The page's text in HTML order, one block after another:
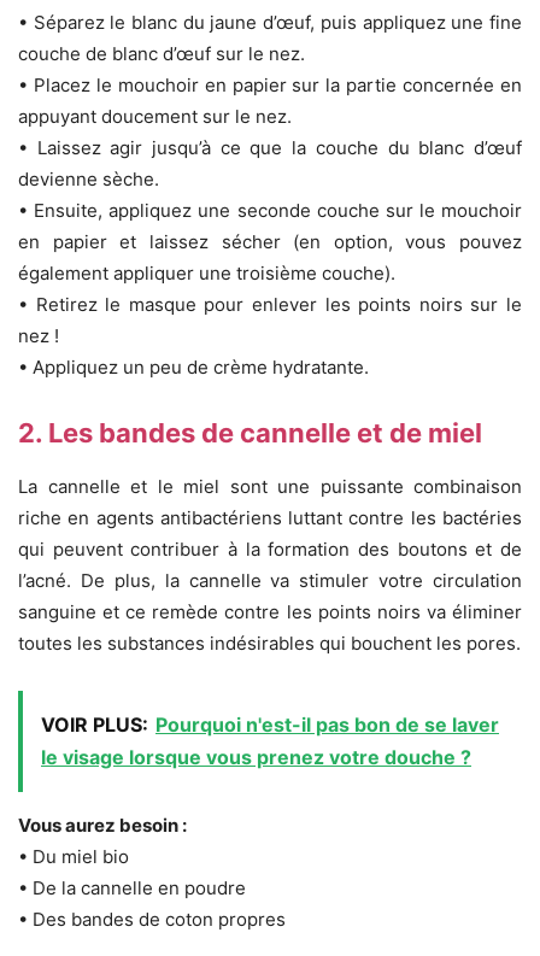
• Séparez le blanc du jaune d’œuf, puis appliquez une fine
couche de blanc d’œuf sur le nez.
• Placez le mouchoir en papier sur la partie concernée en
appuyant doucement sur le nez.
• Laissez agir jusqu’à ce que la couche du blanc d’œuf
devienne sèche.
• Ensuite, appliquez une seconde couche sur le mouchoir
en papier et laissez sécher (en option, vous pouvez
également appliquer une troisième couche).
• Retirez le masque pour enlever les points noirs sur le
nez !
• Appliquez un peu de crème hydratante.
2. Les bandes de cannelle et de miel
La cannelle et le miel sont une puissante combinaison
riche en agents antibactériens luttant contre les bactéries
qui peuvent contribuer à la formation des boutons et de
l’acné. De plus, la cannelle va stimuler votre circulation
sanguine et ce remède contre les points noirs va éliminer
toutes les substances indésirables qui bouchent les pores.
VOIR PLUS: Pourquoi n'est-il pas bon de se laver
le visage lorsque vous prenez votre douche ?
Vous aurez besoin :
• Du miel bio
• De la cannelle en poudre
• Des bandes de coton propres